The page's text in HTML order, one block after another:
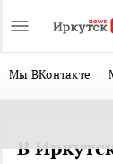
Мы ВКонтакте
В